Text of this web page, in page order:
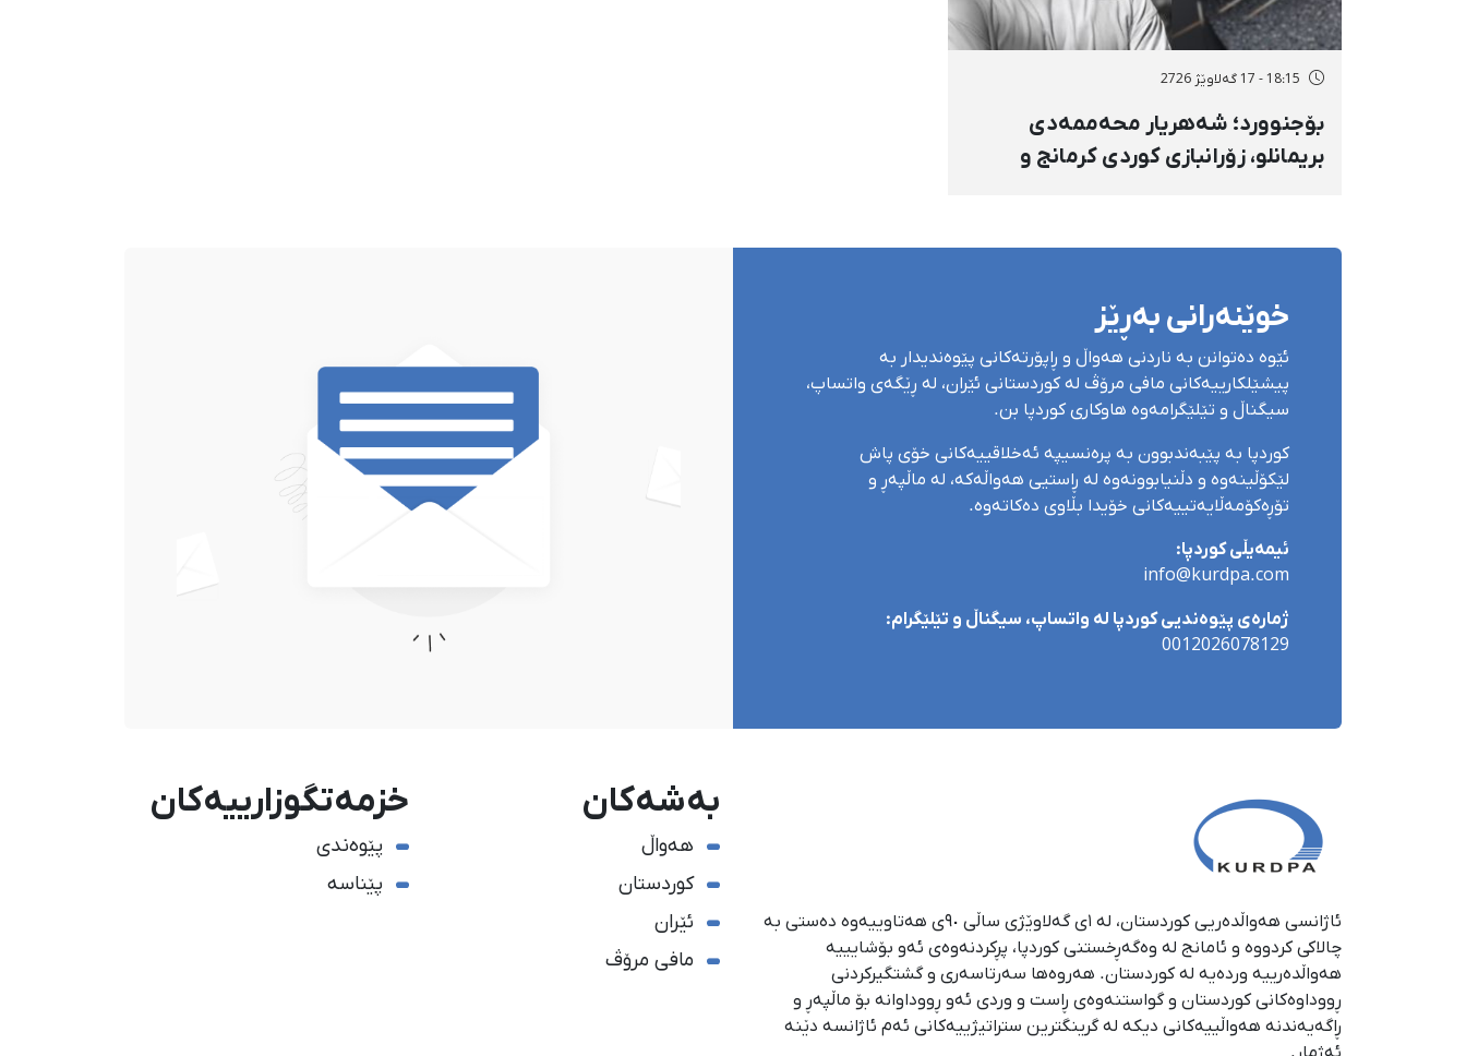
18:15 - 17 گەلاوێژ 2726
بۆجنوورد؛ شەهریار محەممەدی
بریمانلو، زۆرانبازی کوردی کرمانج و
خوێنەرانی بەڕێز
ئێوە دەتوانن بە ناردنی هەواڵ و ڕاپۆرتەکانی پێوەندیدار بە
پیشێلکارییەکانی مافی مرۆڤ لە کوردستانی ئێران، لە ڕێگەی واتساپ،
سیگناڵ و تێلێگرامەوە هاوکاری کوردپا بن.
کوردپا بە پێبەندبوون بە پرەنسیپە ئەخلاقییەکانی خۆی پاش
لێکۆڵینەوە و دڵنیابوونەوە لە ڕاستیی هەواڵەکە، لە ماڵپەڕ و
تۆڕەکۆمەڵایەتییەکانی خۆیدا بڵاوی دەکاتەوە.
ئیمەیڵی کوردپا:
info@kurdpa.com
ژمارەی پێوەندیی کوردپا لە واتساپ، سیگناڵ و تێلێگرام:
0012026078129
ئاژانسی هەواڵدەریی کوردستان، لە ١ی گەلاوێژی ساڵی ٩٠ی هەتاوییەوە دەستی بە
چالاکی کردووە و ئامانج لە وەگەڕخستنی كوردپا، پڕكردنەوەی ئەو بۆشایییە
هەواڵدەرییە وردەیە لە كوردستان. هەروەها سەرتاسەری و گشتگیركردنی
ڕووداوەكانی كوردستان و گواستنەوەی ڕاست و وردی ئەو ڕووداوانە بۆ ماڵپەڕ و
ڕاگەیەندنە هەواڵییەكانی دیكە لە گرینگترین ستراتیژییەكانی ئەم ئاژانسە دێنە
بەشەکان
هەواڵ
کوردستان
ئێران
مافی مرۆڤ
خزمەتگوزارییەکان
پێوەندی
پێناسە